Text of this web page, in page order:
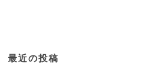
最近の投稿